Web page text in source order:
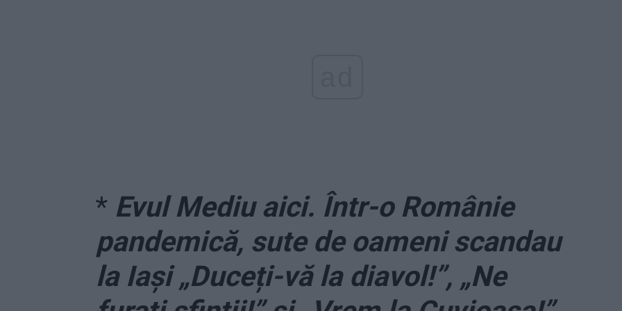
* Evul Mediu aici. Într-o Românie
pandemică, sute de oameni scandau
la Iași „Duceți-vă la diavol!”, „Ne